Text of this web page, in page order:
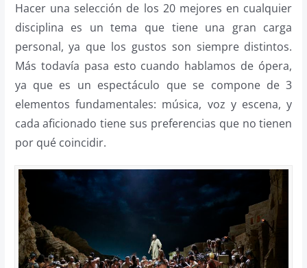
Hacer una selección de los 20 mejores en cualquier
disciplina es un tema que tiene una gran carga
personal, ya que los gustos son siempre distintos.
Más todavía pasa esto cuando hablamos de ópera,
ya que es un espectáculo que se compone de 3
elementos fundamentales: música, voz y escena, y
cada aficionado tiene sus preferencias que no tienen
por qué coincidir.